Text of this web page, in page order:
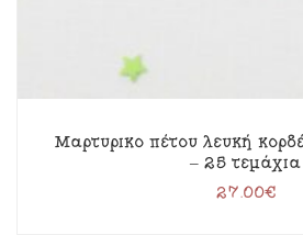
Μαρτυρικό πέτου λευκή
– 25 τεμάχια
27.00€